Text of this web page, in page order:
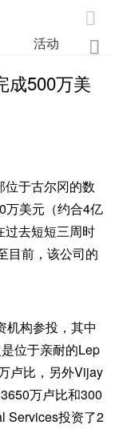

活动 业

成500万美
于古尔冈的数
万美元（约合4亿
过去短短三周时
目前，该公司的
机构参投，其中
位于亲耐的Lep
卢比，另外Vijay
万卢比和300
Services投资了2